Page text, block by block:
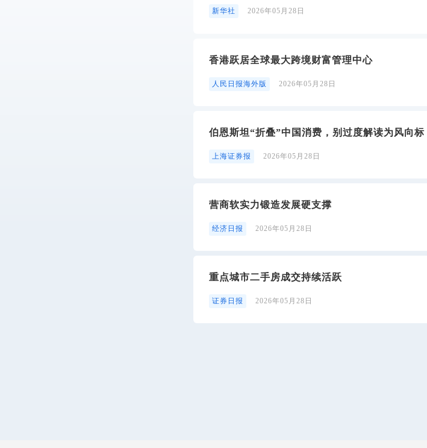
新华社 2026年05月28日
香港跃居全球最大跨境财富管理中心
人民日报海外版 2026年05月28日
伯恩斯坦“折叠”中国消费，别过度解读为风向标
上海证券报 2026年05月28日
营商软实力锻造发展硬支撑
经济日报 2026年05月28日
重点城市二手房成交持续活跃
证券日报 2026年05月28日